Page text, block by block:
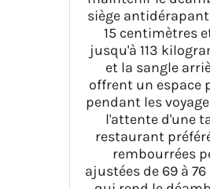
siège
15 centimètres
jusqu'à 113
et la sangle
offrent un espace
pendant les
l'attente d'une
restaurant
rembourrées
ajustées de 69 à